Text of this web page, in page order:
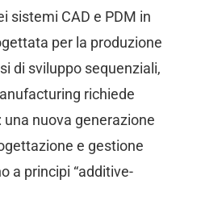
sistemi CAD e PDM in
per la produzione
di sviluppo sequenziali,
richiede
nuova generazione
e gestione
a principi “additive-